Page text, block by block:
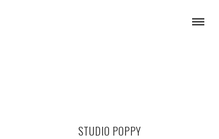
STUDIO POPPY